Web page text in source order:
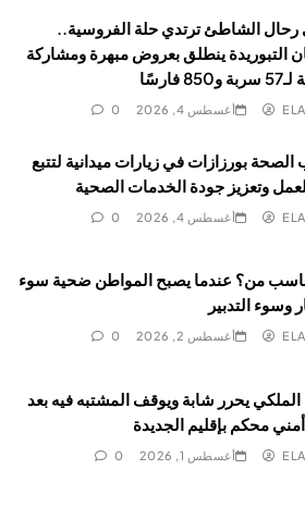
الشاطئ ترتدي حلة الفروسية..
التبوريدة ينطلق بعروض مبهرة ومشاركة
فارسًا
أغسطس 4, 2026 0
بورزازات في زيارات ميدانية لتتبع
وتعزيز جودة الخدمات الصحية
أغسطس 4, 2026 0
من؟ عندما يصبح المواطن ضحية سوء
وسوء التدبير
أغسطس 2, 2026 0
الملكي يحرر شابة ويوقف المشتبه فيه بعد
محكم بإقليم الجديدة
أغسطس 1, 2026 0